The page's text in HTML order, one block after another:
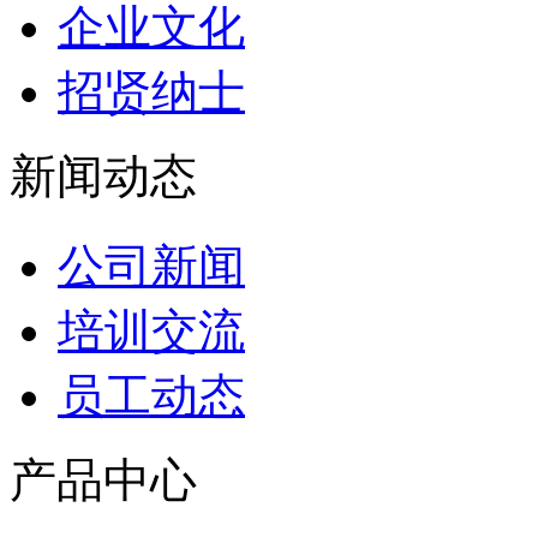
企业文化
招贤纳士
新闻动态
公司新闻
培训交流
员工动态
产品中心